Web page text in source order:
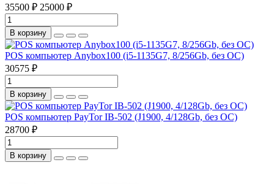
35500 ₽ 25000 ₽
В корзину
POS компьютер Anybox100 (i5-1135G7, 8/256Gb, без ОС)
30575 ₽
В корзину
POS компьютер PayTor IB-502 (J1900, 4/128Gb, без ОС)
28700 ₽
В корзину